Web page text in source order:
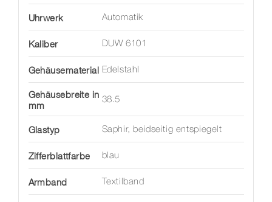
Uhrwerk Automatik
Kaliber DUW 6101
Gehäusematerial Edelstahl
Gehäusebreite in
mm
38.5
Glastyp Saphir, beidseitig entspiegelt
Zifferblattfarbe blau
Armband Textilband